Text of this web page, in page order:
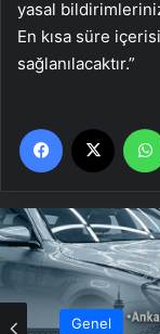
yasal
En kısa süre
sağlanılacaktır.”
Facebook
Genel